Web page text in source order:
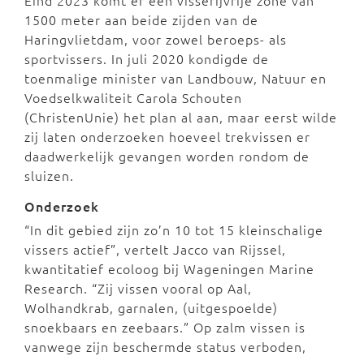
1500 meter aan beide zijden van de
Haringvlietdam, voor zowel beroeps- als
sportvissers. In juli 2020 kondigde de
toenmalige minister van Landbouw, Natuur en
Voedselkwaliteit Carola Schouten
(ChristenUnie) het plan al aan, maar eerst wilde
zij laten onderzoeken hoeveel trekvissen er
daadwerkelijk gevangen worden rondom de
sluizen.
Onderzoek
“In dit gebied zijn zo’n 10 tot 15 kleinschalige
vissers actief”, vertelt Jacco van Rijssel,
kwantitatief ecoloog bij Wageningen Marine
Research. “Zij vissen vooral op Aal,
Wolhandkrab, garnalen, (uitgespoelde)
snoekbaars en zeebaars.” Op zalm vissen is
vanwege zijn beschermde status verboden,